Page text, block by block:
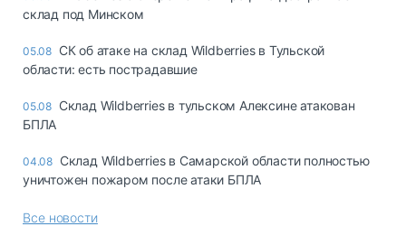
склад под Минском
05.08 СК об атаке на склад Wildberries в Тульской
области: есть пострадавшие
05.08 Склад Wildberries в тульском Алексине атакован
БПЛА
04.08 Склад Wildberries в Самарской области полностью
уничтожен пожаром после атаки БПЛА
Все новости